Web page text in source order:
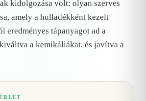
kidolgozása volt: olyan szerves
amely a hulladékként kezelt
eredményes tápanyagot ad a
a kemikáliákat, és javítva a